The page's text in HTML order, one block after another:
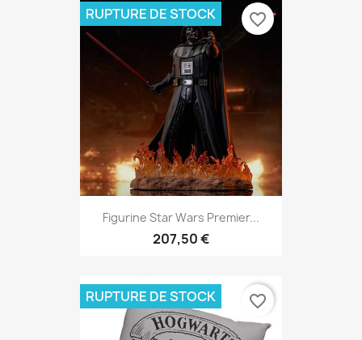
Figurine Star Wars Premier...
207,50 €
RUPTURE DE STOCK favorite_border
RUPTURE DE STOCK favorite_border